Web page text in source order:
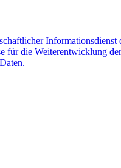
Informationsdienst
für die Weiterentwicklung